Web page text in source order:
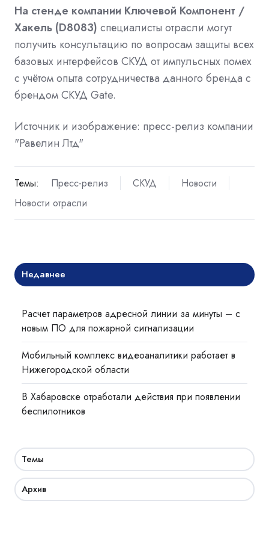
На стенде компании Ключевой Компонент /
Хакель (D8083) специалисты отрасли могут
получить консультацию по вопросам защиты всех
базовых интерфейсов СКУД от импульсных помех
с учётом опыта сотрудничества данного бренда с
брендом СКУД Gate.
Источник и изображение: пресс-релиз компании
"Равелин Лтд"
Темы: Пресс-релиз СКУД
Новости
Новости отрасли
Недавнее
Расчет параметров адресной линии за минуты – с
новым ПО для пожарной сигнализации
Мобильный комплекс видеоаналитики работает в
Нижегородской области
В Хабаровске отработали действия при появлении
беспилотников
Темы
Архив